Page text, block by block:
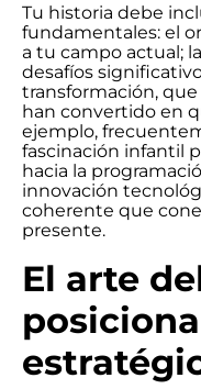
Tu historia debe
fundamentales: el
a tu campo actual;
desafíos
transformación,
han convertido en
ejemplo,
fascinación infantil
hacia la
innovación
coherente que
presente.
El arte